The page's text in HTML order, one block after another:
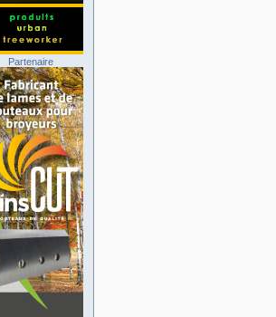
Partenaire